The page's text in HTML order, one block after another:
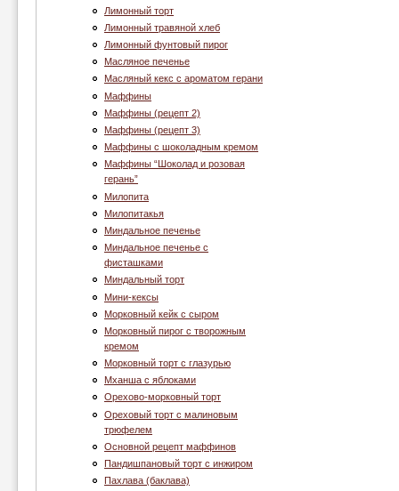
Лимонный торт
Лимонный травяной хлеб
Лимонный фунтовый пирог
Масляное печенье
Масляный кекс с ароматом герани
Маффины
Маффины (рецепт 2)
Маффины (рецепт 3)
Маффины с шоколадным кремом
Маффины “Шоколад и розовая
герань”
Милопита
Милопитакья
Миндальное печенье
Миндальное печенье с
фисташками
Миндальный торт
Мини-кексы
Морковный кейк с сыром
Морковный пирог с творожным
кремом
Морковный торт с глазурью
Мханша с яблоками
Орехово-морковный торт
Ореховый торт с малиновым
трюфелем
Основной рецепт маффинов
Пандишпановый торт с инжиром
Пахлава (баклава)